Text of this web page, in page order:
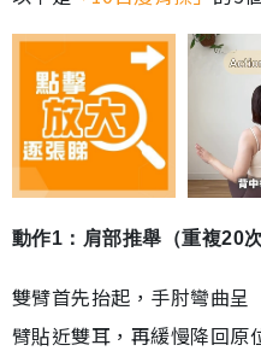
動作1：肩部推舉（重複20次
雙臂首先抬起，手肘彎曲呈
臂貼近雙耳，再緩慢降回原